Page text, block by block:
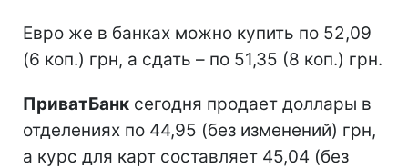
Евро же в банках можно купить по 52,09
(6 коп.) грн, а сдать – по 51,35 (8 коп.) грн.
ПриватБанк сегодня продает доллары в
отделениях по 44,95 (без изменений) грн,
а курс для карт составляет 45,04 (без